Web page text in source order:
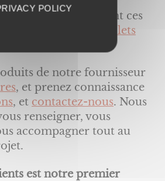
concernant ces
pages dédiées :
volets
de notre fournisseur
, et prenez connaissance
, et contactez-nous. Nous
renseigner, vous
accompagner tout au
est notre premier
POLICY